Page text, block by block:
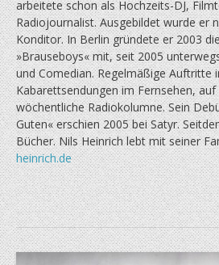
arbeitete schon als Hochzeits-DJ,
Radiojournalist. Ausgebildet wurde er
Konditor. In Berlin gründete er 2003
»Brauseboys« mit, seit 2005
und Comedian. Regelmäßige Auftritte
Kabarettsendungen im Fernsehen,
wöchentliche Radiokolumne. Sein
Guten« erschien 2005 bei Satyr.
Bücher. Nils Heinrich lebt mit seiner
heinrich.de